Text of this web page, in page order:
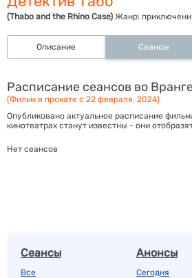
(Thabo and the Rhino Case) Жанр:
Описание Сеансы
Расписание сеансов во
(Фильм в прокате с 22 февраля, 2024)
Опубликовано актуальное расписание
кинотеатрах станут известны - они
Нет сеансов
Сеансы
Все
Анонсы
Сегодня